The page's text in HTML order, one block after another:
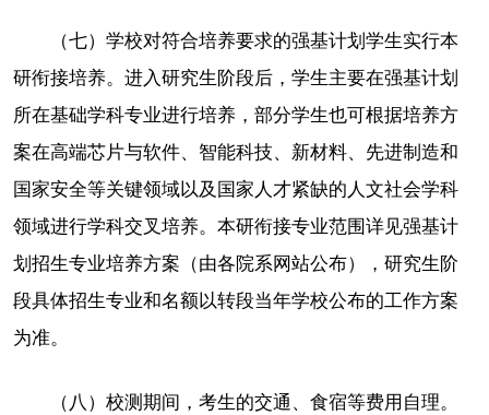
（七）学校对符合培养要求的强基计划学生实行本
研衔接培养。进入研究生阶段后，学生主要在强基计划
所在基础学科专业进行培养，部分学生也可根据培养方
案在高端芯片与软件、智能科技、新材料、先进制造和
国家安全等关键领域以及国家人才紧缺的人文社会学科
领域进行学科交叉培养。本研衔接专业范围详见强基计
划招生专业培养方案（由各院系网站公布），研究生阶
段具体招生专业和名额以转段当年学校公布的工作方案
为准。
（八）校测期间，考生的交通、食宿等费用自理。